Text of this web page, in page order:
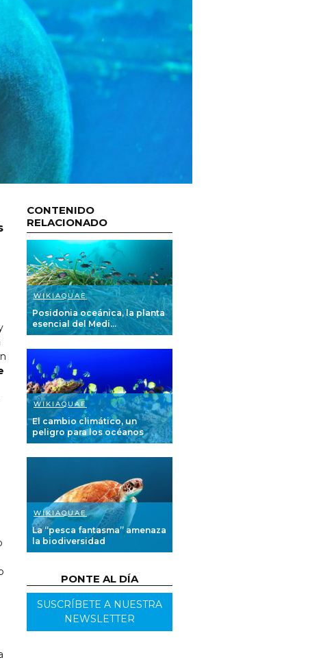
CONTENIDO
RELACIONADO
WIKIAQUAE
Posidonia oceánica, la planta
esencial del Medi...
WIKIAQUAE
El cambio climático, un
peligro para los océanos
WIKIAQUAE
La “pesca fantasma” amenaza
la biodiversidad
PONTE AL DÍA
SUSCRÍBETE A NUESTRA
NEWSLETTER